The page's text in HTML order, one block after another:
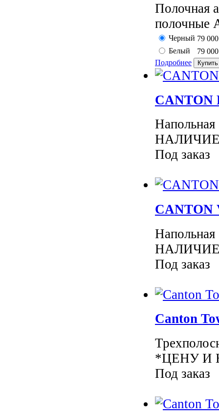
Полочная
полочные
Черный 79
Белый
79
Подробнее
CANTON
НАЛИЧИЕ
Под заказ
CANTON
НАЛИЧИЕ
Под заказ
Canton
*ЦЕНУ И
Под заказ